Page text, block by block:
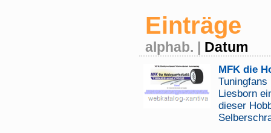
Einträge
alphab. | Datum
MFK die
Liesborn
dieser